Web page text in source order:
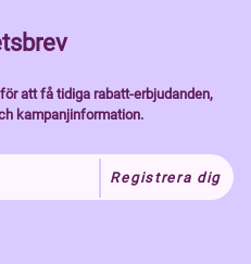
att få tidiga rabatt-erbjudanden,
kampanjinformation.
Registrera dig